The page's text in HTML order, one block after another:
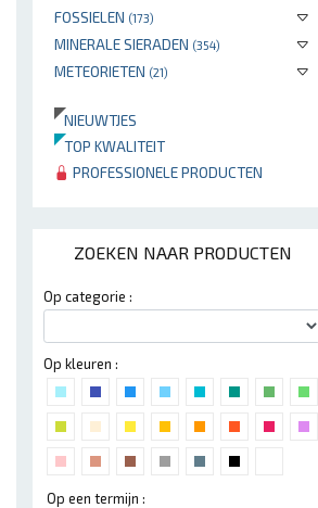
FOSSIELEN (173)
MINERALE SIERADEN (354)
METEORIETEN (21)
NIEUWTJES
TOP KWALITEIT
PROFESSIONELE PRODUCTEN
ZOEKEN NAAR PRODUCTEN
Op categorie :
Op kleuren :
Op een termijn :